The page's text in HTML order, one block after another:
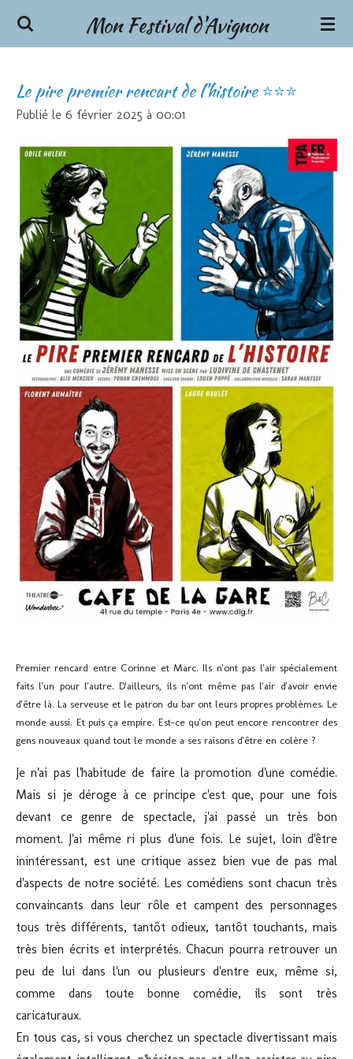
Passer
principal
Mon Festival d'Avignon
Le pire premier rencart de l'histoire ⭐⭐⭐
Publié le 6 février 2025 à 00:01
Premier rencard entre Corinne et Marc.Ils n'ont pas l'air spécialement
faits l'un pour l'autre.D'ailleurs, ils n'ont même pas l'air d'avoir envie
d'être là.La serveuse et le patron du bar ont leurs propres problèmes.Le
monde aussi. Et puis ça empire. Est-ce qu'on peut encore rencontrer des
gens nouveaux quand tout le monde a ses raisons d'être en colère ?
Je n'ai pas l'habitude de faire la promotion d'une comédie.
Mais si je déroge à ce principe c'est que, pour une fois
devant ce genre de spectacle, j'ai passé un très bon
moment. J'ai même ri plus d'une fois. Le sujet, loin d'être
inintéressant, est une critique assez bien vue de pas mal
d'aspects de notre société. Les comédiens sont chacun très
convaincants dans leur rôle et campent des personnages
tous très différents, tantôt odieux, tantôt touchants, mais
très bien écrits et interprétés. Chacun pourra retrouver un
peu de lui dans l'un ou plusieurs d'entre eux, même si,
comme dans toute bonne comédie, ils sont très
caricaturaux.
En tous cas, si vous cherchez un spectacle divertissant mais